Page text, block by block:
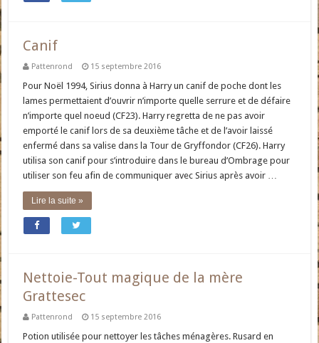
Canif
Pattenrond 15 septembre 2016
Pour Noël 1994, Sirius donna à Harry un canif de poche dont les
lames permettaient d’ouvrir n’importe quelle serrure et de défaire
n’importe quel noeud (CF23). Harry regretta de ne pas avoir
emporté le canif lors de sa deuxième tâche et de l’avoir laissé
enfermé dans sa valise dans la Tour de Gryffondor (CF26). Harry
utilisa son canif pour s’introduire dans le bureau d’Ombrage pour
utiliser son feu afin de communiquer avec Sirius après avoir …
Lire la suite »
Nettoie-Tout magique de la mère
Grattesec
Pattenrond 15 septembre 2016
Potion utilisée pour nettoyer les tâches ménagères. Rusard en